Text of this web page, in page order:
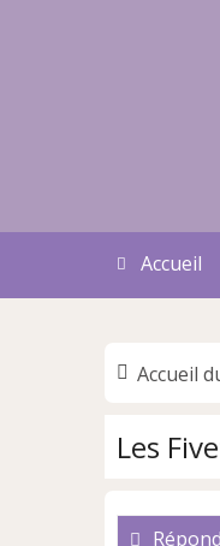
Accueil
Accueil
Les